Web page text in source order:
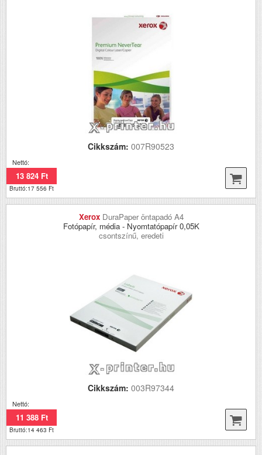
Cikkszám: 007R90523
Nettó:
13 824 Ft
Bruttó:17 556 Ft
Xerox DuraPaper öntapadó A4
Fotópapír, média - Nyomtatópapír 0,05K
csontszínű, eredeti
Cikkszám: 003R97344
Nettó:
11 388 Ft
Bruttó:14 463 Ft